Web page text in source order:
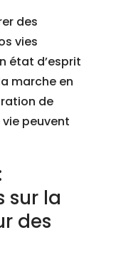
des
vies
état d’esprit
marche en
de
peuvent
sur la
des